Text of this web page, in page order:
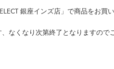
銀座インズ店」で商品をお
なくなり次第終了となりますので